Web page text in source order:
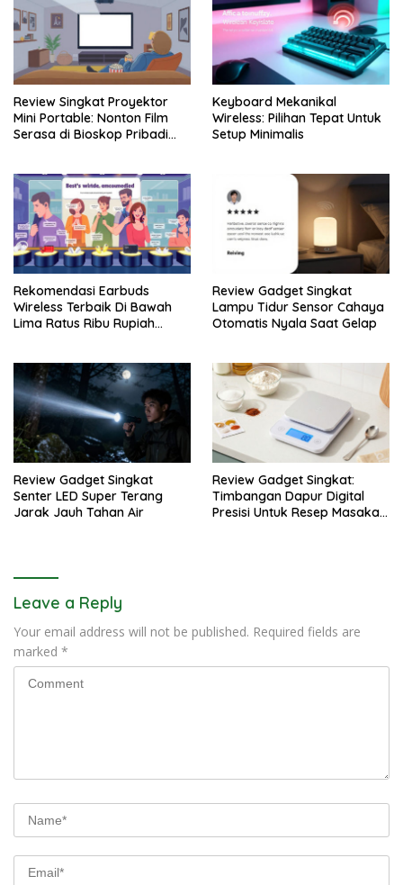
Review Singkat Proyektor
Mini Portable: Nonton Film
Serasa di Bioskop Pribadi
Keyboard Mekanikal
Wireless: Pilihan Tepat Untuk
Setup Minimalis
Rekomendasi Earbuds
Wireless Terbaik Di Bawah
Lima Ratus Ribu Rupiah
Review Gadget Singkat
Lampu Tidur Sensor Cahaya
Otomatis Nyala Saat Gelap
Review Gadget Singkat
Senter LED Super Terang
Jarak Jauh Tahan Air
Review Gadget Singkat:
Timbangan Dapur Digital
Presisi Untuk Resep Masakan
Leave a Reply
Your email address will not be published. Required fields are
marked *